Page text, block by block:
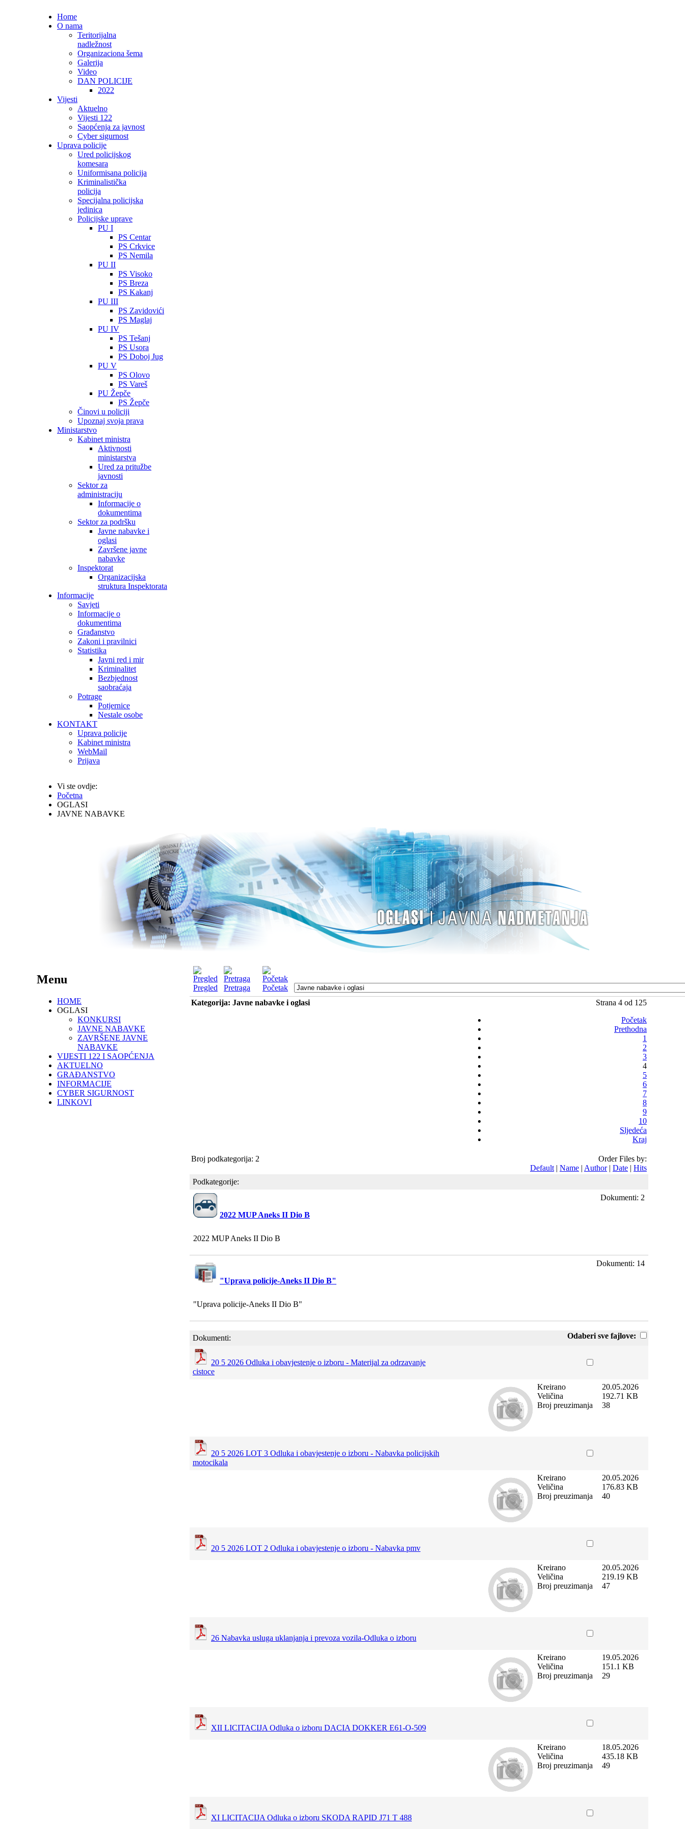
Home
O nama
Teritorijalna
nadležnost
Organizaciona šema
Galerija
Video
DAN POLICIJE
2022
Vijesti
Aktuelno
Vijesti 122
Saopćenja za javnost
Cyber sigurnost
Uprava policije
Ured policijskog
komesara
Uniformisana policija
Kriminalistička
policija
Specijalna policijska
jedinica
Policijske uprave
PU I
PS Centar
PS Crkvice
PS Nemila
PU II
PS Visoko
PS Breza
PS Kakanj
PU III
PS Zavidovići
PS Maglaj
PU IV
PS Tešanj
PS Usora
PS Doboj Jug
PU V
PS Olovo
PS Vareš
PU Žepče
PS Žepče
Činovi u policiji
Upoznaj svoja prava
Ministarstvo
Kabinet ministra
Aktivnosti
ministarstva
Ured za pritužbe
javnosti
Sektor za
administraciju
Informacije o
dokumentima
Sektor za podršku
Javne nabavke i
oglasi
Završene javne
nabavke
Inspektorat
Organizacijska
struktura Inspektorata
Informacije
Savjeti
Informacije o
dokumentima
Građanstvo
Zakoni i pravilnici
Statistika
Javni red i mir
Kriminalitet
Bezbjednost
saobraćaja
Potrage
Potjernice
Nestale osobe
KONTAKT
Uprava policije
Kabinet ministra
WebMail
Prijava
Vi ste ovdje:
Početna
OGLASI
JAVNE NABAVKE
Pregled Pretraga
Početak
Kategorija: Javne nabavke i oglasi
Strana 4 od 125
Početak
Prethodna
1
2
3
4
5
6
7
8
9
10
Sljedeća
Kraj
Broj podkategorija: 2
Order Files by:
Default | Name | Author| Date | Hits
Podkategorije:
2022 MUP Aneks II Dio B
Dokumenti: 2
2022 MUP Aneks II Dio B
"Uprava policije-Aneks II Dio B"
Dokumenti: 14
"Uprava policije-Aneks II Dio B"
Odaberi sve fajlove:
Dokumenti:
20 5 2026 Odluka i obavjestenje o izboru - Materijal za odrzavanje
cistoce
Kreirano
Veličina
Broj preuzimanja
20.05.2026
192.71 KB
38
20 5 2026 LOT 3 Odluka i obavjestenje o izboru - Nabavka policijskih
motocikala
Kreirano
Veličina
Broj preuzimanja
20.05.2026
176.83 KB
40
20 5 2026 LOT 2 Odluka i obavjestenje o izboru - Nabavka pmv
Kreirano
Veličina
Broj preuzimanja
20.05.2026
219.19 KB
47
26 Nabavka usluga uklanjanja i prevoza vozila-Odluka o izboru
Kreirano
Veličina
Broj preuzimanja
19.05.2026
151.1 KB
29
XII LICITACIJA Odluka o izboru DACIA DOKKER E61-O-509
Kreirano
Veličina
Broj preuzimanja
18.05.2026
435.18 KB
49
XI LICITACIJA Odluka o izboru SKODA RAPID J71 T 488
Menu
HOME
OGLASI
KONKURSI
JAVNE NABAVKE
ZAVRŠENE JAVNE
NABAVKE
VIJESTI 122 I SAOPĆENJA
AKTUELNO
GRAĐANSTVO
INFORMACIJE
CYBER SIGURNOST
LINKOVI